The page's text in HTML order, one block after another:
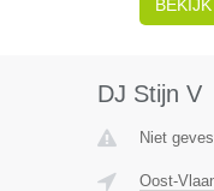
DJ Stijn V
Niet
Oost-